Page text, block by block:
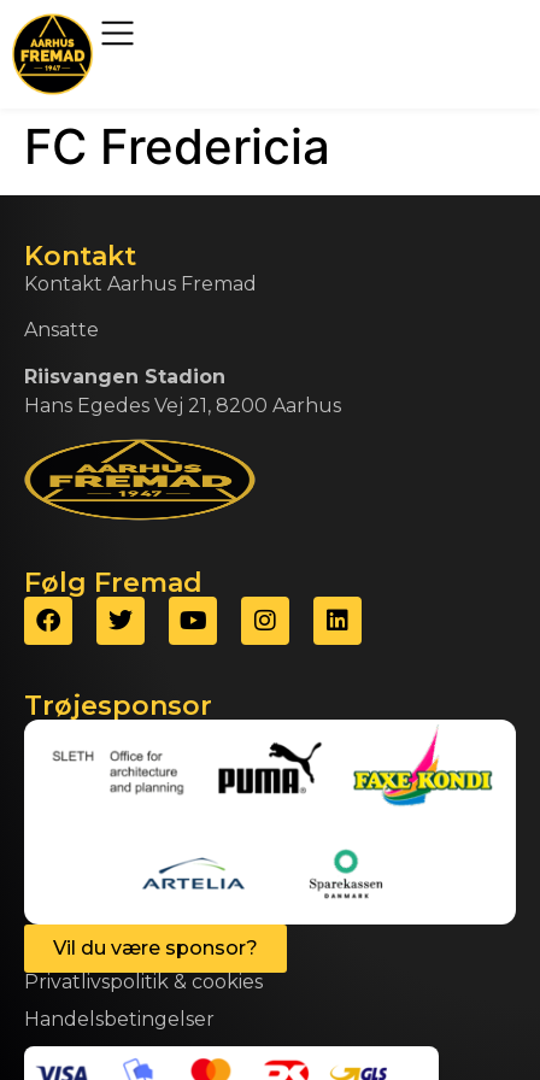
FC Fredericia
Kontakt
Kontakt Aarhus Fremad
Ansatte
Riisvangen Stadion
Hans Egedes Vej 21, 8200 Aarhus
Følg Fremad
Trøjesponsor
Vil du være sponsor?
Privatlivspolitik & cookies
Handelsbetingelser